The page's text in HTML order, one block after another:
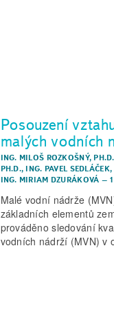
Posouzení
malých vodních
ING. MILOŠ ROZKOŠNÝ, PH.D.
PH.D., ING. PAVEL SEDLÁČEK,
ING. MIRIAM DZURÁKOVÁ –
Malé vodní nádrže
základních elementů
prováděno sledování
vodních nádrží (MVN) v